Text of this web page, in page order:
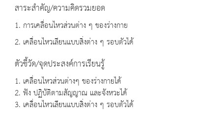
สาระสำคัญ/ความคิดรวมยอด
1. การเคลื่อนไหวส่วนต่าง ๆ ของร่างกาย
2. เคลื่อนไหวเลียนแบบสิ่งต่าง ๆ รอบตัวได้
ตัวชี้วัด/จุดประสงค์การเรียนรู้
1. เคลื่อนไหวส่วนต่างๆ ของร่างกายได้
2. ฟัง ปฏิบัติตามสัญญาณ และจังหวะได้
3. เคลื่อนไหวเลียนแบบสิ่งต่าง ๆ รอบตัวได้